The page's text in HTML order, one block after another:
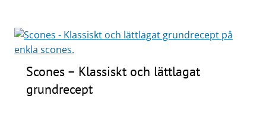
Scones – Klassiskt och lättlagat
grundrecept